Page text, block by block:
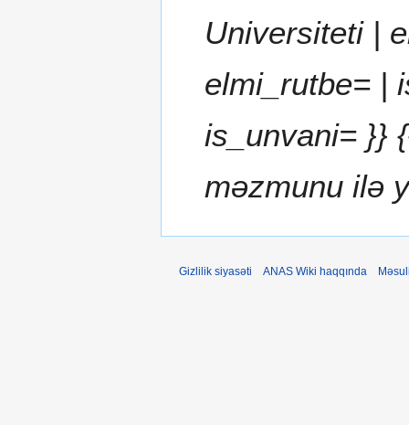
Universiteti |
elmi_rutbe= |
is_unvani= }}
məzmunu ilə
Gizlilik siyasəti ANAS Wiki haqqında